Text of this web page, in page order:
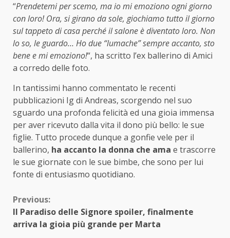
“Prendetemi per scemo, ma io mi emoziono ogni giorno
con loro! Ora, si girano da sole, giochiamo tutto il giorno
sul tappeto di casa perché il salone è diventato loro. Non
lo so, le guardo… Ho due “lumache” sempre accanto, sto
bene e mi emoziono!“, ha scritto l’ex ballerino di Amici
a corredo delle foto.
In tantissimi hanno commentato le recenti
pubblicazioni Ig di Andreas, scorgendo nel suo
sguardo una profonda felicità ed una gioia immensa
per aver ricevuto dalla vita il dono più bello: le sue
figlie. Tutto procede dunque a gonfie vele per il
ballerino, ha accanto la donna che ama e trascorre
le sue giornate con le sue bimbe, che sono per lui
fonte di entusiasmo quotidiano.
Continue
Reading
Previous:
Il Paradiso delle Signore spoiler, finalmente
arriva la gioia più grande per Marta